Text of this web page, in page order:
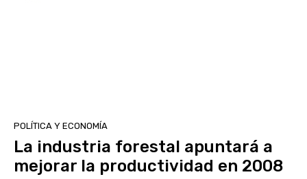
POLÍTICA Y ECONOMÍA
La industria forestal apuntará a
mejorar la productividad en 2008